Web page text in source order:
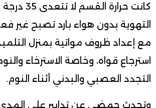
كانت حرارة
التهوية بدون هواء بارد تصبح غير
مع إعداد ظروف مواتية بمنزل
استرجاع قواه، وخاصة الاسترخاء
التجدد العصبي والبدني أثناء النوم.
وتحدث حمضي عن تدابير على